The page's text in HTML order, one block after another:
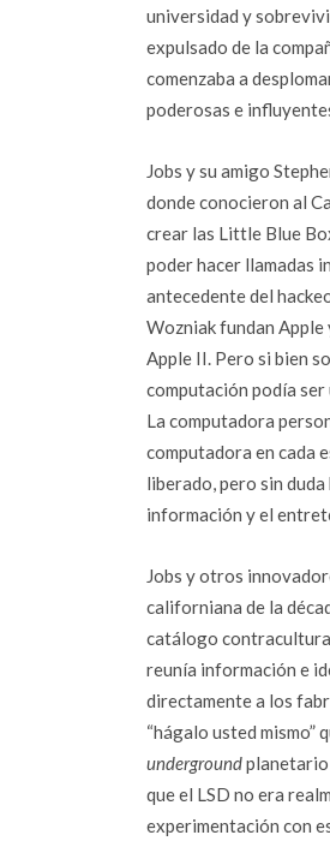
universidad y
expulsado de la
comenzaba a
poderosas e
Jobs y su amigo
donde conocieron al
crear las Little Blue
poder hacer llamadas
antecedente del
Wozniak fundan
Apple II. Pero si bien
computación podía
La computadora
computadora en cada
liberado, pero sin
información y el
Jobs y otros
californiana de la
catálogo
reunía información e
directamente a los
“hágalo usted
undergroundplanetario
que el LSD no era
experimentación con